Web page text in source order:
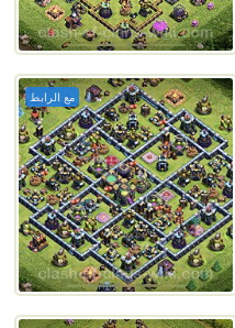
مع الرابط